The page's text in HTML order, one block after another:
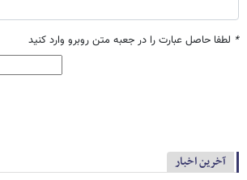
* لطفا حاصل عبارت را در جعبه متن روبرو وارد کنید
آخرین اخبار